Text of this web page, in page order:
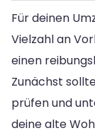
Für deinen
Vielzahl an
einen
Zunächst
prüfen und
deine alte